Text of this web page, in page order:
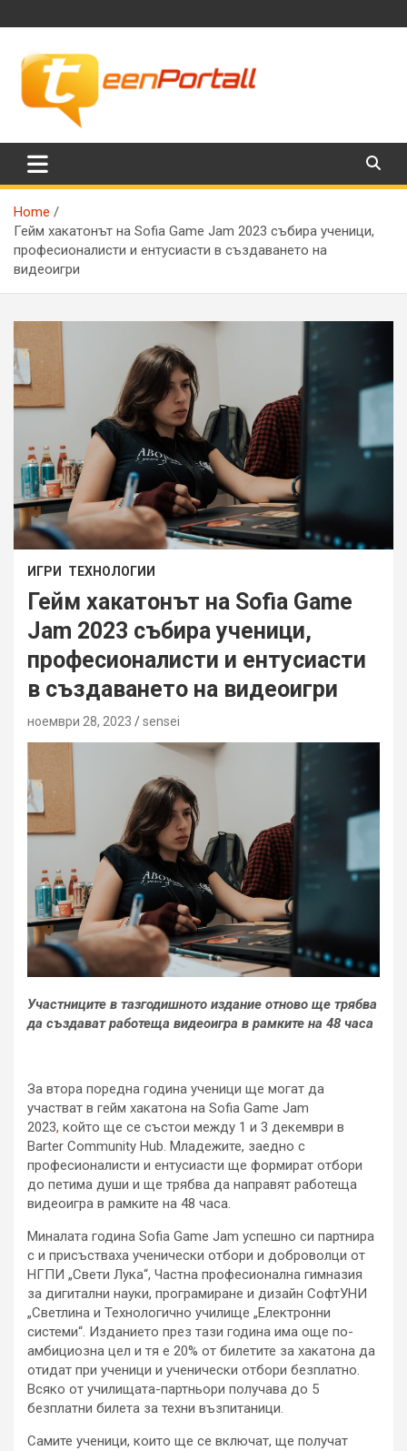
to
TeenPortall
Home
Гейм хакатонът на Sofia Game Jam 2023 събира ученици,
професионалисти и ентусиасти в създаването на
видеоигри
ИГРИ ТЕХНОЛОГИИ
Гейм хакатонът на Sofia Game
Jam 2023 събира ученици,
професионалисти и ентусиасти
в създаването на видеоигри
ноември 28, 2023 sensei
Участниците в тазгодишното издание отново ще трябва
да създават работеща видеоигра в рамките на 48 часа
За втора поредна година ученици ще могат да
участват в гейм хакатона на Sofia Game Jam
2023, който ще се състои между 1 и 3 декември в
Barter Community Hub. Младежите, заедно с
професионалисти и ентусиасти ще формират отбори
до петима души и ще трябва да направят работеща
видеоигра в рамките на 48 часа.
Миналата година Sofia Game Jam успешно си партнира
с и присъстваха ученически отбори и доброволци от
НГПИ „Свети Лука“, Частна професионална гимназия
за дигитални науки, програмиране и дизайн СофтУНИ
„Светлина и Технологично училище „Електронни
системи“. Изданието през тази година има още по-
амбициозна цел и тя е 20% от билетите за хакатона да
отидат при ученици и ученически отбори безплатно.
Всяко от училищата-партньори получава до 5
безплатни билета за техни възпитаници.
Самите ученици, които ще се включат, ще получат